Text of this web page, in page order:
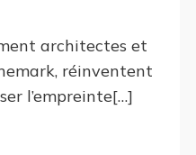
architectes et
réinventent
l’empreinte[…]